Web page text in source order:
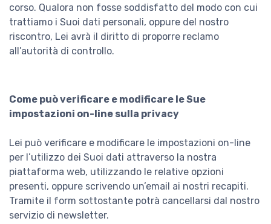
corso. Qualora non fosse soddisfatto del modo con cui
trattiamo i Suoi dati personali, oppure del nostro
riscontro, Lei avrà il diritto di proporre reclamo
all’autorità di controllo.
Come può verificare e modificare le Sue
impostazioni on-line sulla privacy
Lei può verificare e modificare le impostazioni on-line
per l’utilizzo dei Suoi dati attraverso la nostra
piattaforma web, utilizzando le relative opzioni
presenti, oppure scrivendo un’email ai nostri recapiti.
Tramite il form sottostante potrà cancellarsi dal nostro
servizio di newsletter.